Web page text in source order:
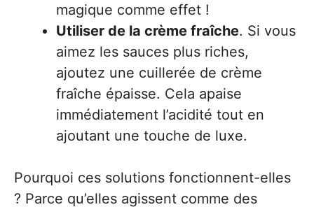
magique comme effet !
Utiliser de la crème fraîche. Si vous
aimez les sauces plus riches,
ajoutez une cuillerée de crème
fraîche épaisse. Cela apaise
immédiatement l’acidité tout en
ajoutant une touche de luxe.
Pourquoi ces solutions fonctionnent-elles
? Parce qu’elles agissent comme des